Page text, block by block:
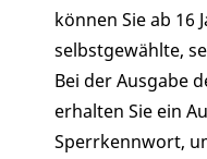
können Sie ab 16
selbstgewählte,
Bei der Ausgabe
erhalten Sie ein
Sperrkennwort,